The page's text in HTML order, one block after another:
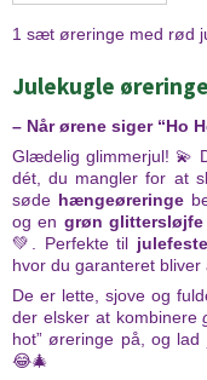
1 sæt øreringe med rød
Julekugle øreringe
– Når ørene siger “Ho
Glædelig glimmerjul! 💫
dét, du mangler for at
søde hængeøreringe
og en grøn glittersløjfe
💚. Perfekte til
hvor du garanteret
De er lette, sjove og
der elsker at kombinere
hot” øreringe på, og
😂🎄